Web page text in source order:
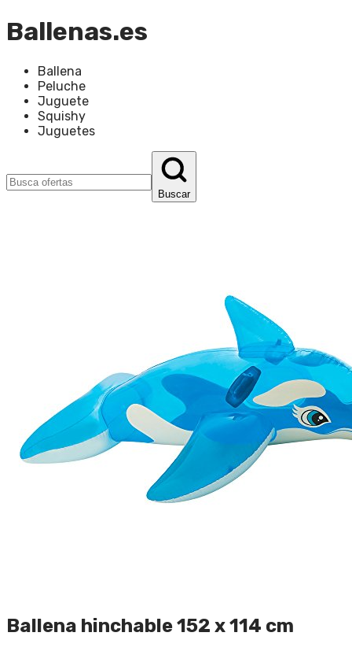
Ballenas.es
Ballena
Peluche
Juguete
Squishy
Juguetes
Buscar
Ballena hinchable 152 x 114 cm